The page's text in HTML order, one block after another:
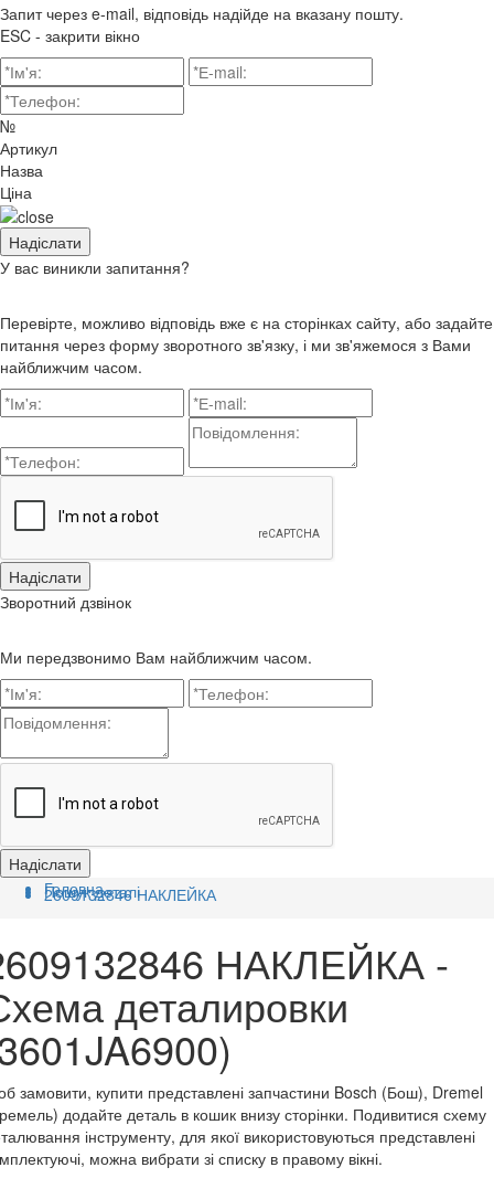
Запит через e-mail, відповідь надійде на вказану пошту.
ESC - закрити вікно
№
Артикул
Назва
Ціна
У вас виникли запитання?
Перевірте, можливо відповідь вже є на сторінках сайту, або задайте
питання через форму зворотного зв'язку, і ми зв'яжемося з Вами
найближчим часом.
Зворотний дзвінок
Ми передзвонимо Вам найближчим часом.
Головна
Пошук деталі
2609132846 НАКЛЕЙКА
НАКЛЕЙКА -
деталировки
замовити, купити представлені запчастини Bosch (Бош), Dremel
додайте деталь в кошик внизу сторінки. Подивитися схему
інструменту, для якої використовуються представлені
можна вибрати зі списку в правому вікні.